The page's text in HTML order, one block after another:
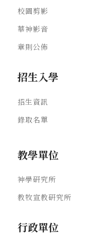
校園剪影
華神影音
章則公佈
招生入學
招生資訊
錄取名單
教學單位
神學研究所
教牧宣教研究所
行政單位